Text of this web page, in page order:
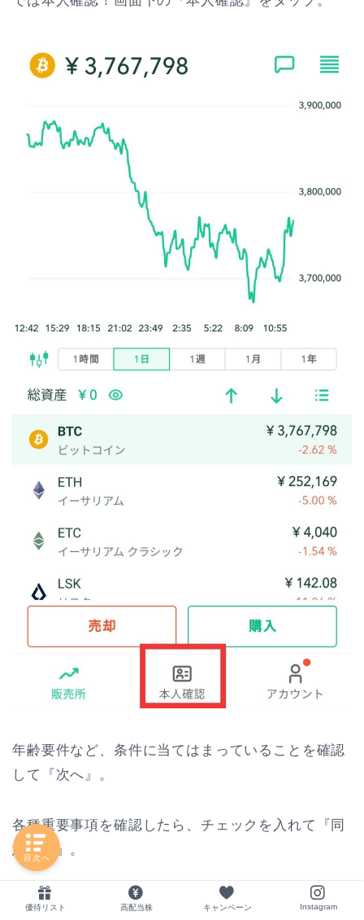
年齢要件など、条件に当てはまっていることを確認
して『次へ』。
各種重要事項を確認したら、チェックを入れて『同
意する』。
優待リスト 高配当株 キャンペーン Instagram
目次へ